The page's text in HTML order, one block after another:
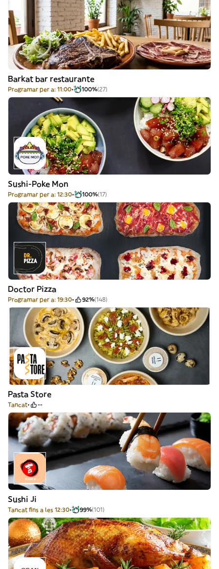
Barkat bar restaurante
Programar per a: 11:00 100%(27)
Sushi-Poke Mon
Programar per a: 12:30 100%(17)
Doctor Pizza
Programar per a: 19:30 92%(148)
Pasta Store
Tancat --
Sushi Ji
Tancat fins a les 12:30 99%(101)